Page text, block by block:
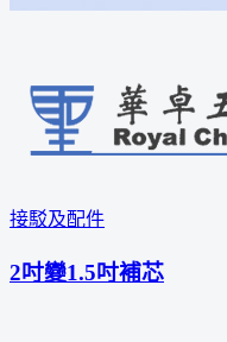
接駁及配件
2吋變1.5吋補芯